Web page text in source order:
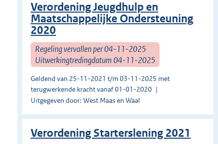
Verordening Jeugdhulp en
Maatschappelijke Ondersteuning
2020
Regeling vervallen per 04-11-2025
Uitwerkingtredingdatum 04-11-2025
Geldend van 25-11-2021 t/m 03-11-2025 met
terugwerkende kracht vanaf 01-01-2020
Uitgegeven door: West Maas en Waal
Verordening Starterslening 2021